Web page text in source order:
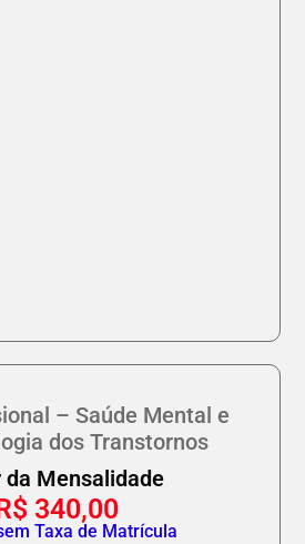
– Saúde Mental e
dos Transtornos
da Mensalidade
340,00
Taxa de Matrícula